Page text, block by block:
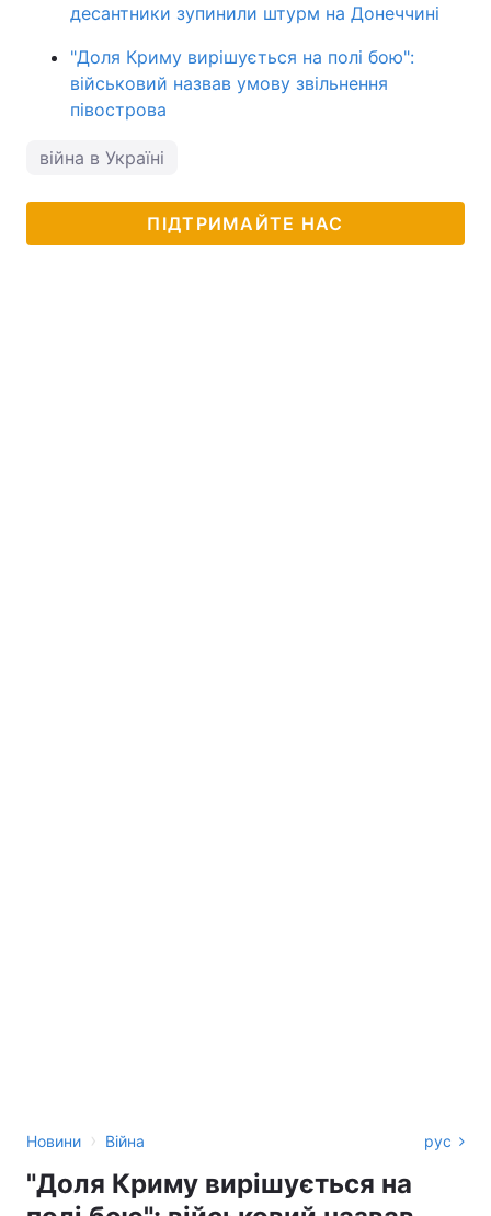
десантники зупинили штурм на Донеччині
"Доля Криму вирішується на полі бою":
військовий назвав умову звільнення
півострова
війна в Україні
ПІДТРИМАЙТЕ НАС
Новини › Війна рус
"Доля Криму вирішується на